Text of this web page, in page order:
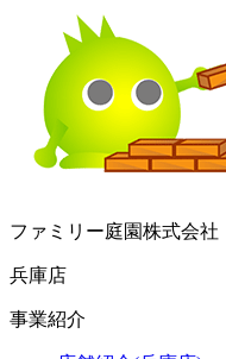
ファミリー庭園株式会社
兵庫店
事業紹介